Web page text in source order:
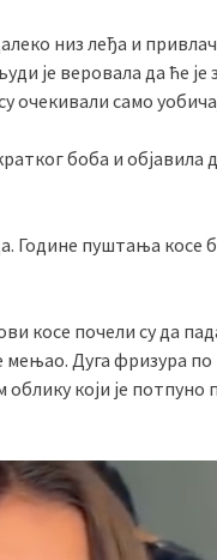
низ леђа и
је веровала да ће
очекивали само
боба и објавила
Године пуштања косе
косе почели су да
Дуга фризура по
облику који је